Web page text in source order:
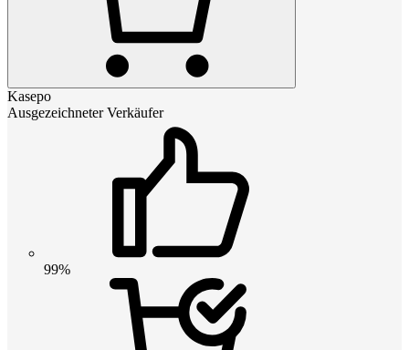
Kasepo
Ausgezeichneter Verkäufer
99%